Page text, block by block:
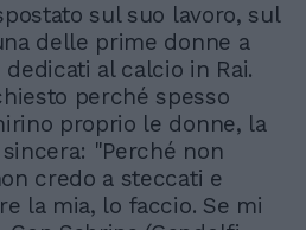
sul suo lavoro, sul
delle prime donne a
al calcio in Rai.
perché spesso
proprio le donne, la
"Perché non
credo a steccati e
la mia, lo faccio. Se mi